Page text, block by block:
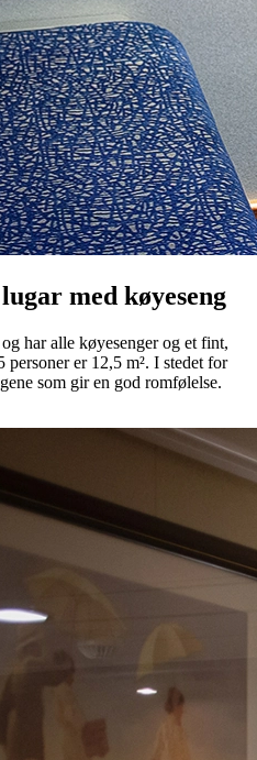
med køyeseng
har alle køyesenger og et fint,
er 12,5 m². I stedet for
som gir en god romfølelse.